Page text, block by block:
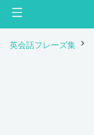
英会話フレーズ集